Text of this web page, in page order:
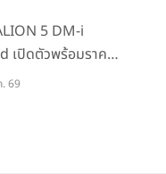
5 DM-i
เปิดตัวพร้อมราคา
699,900 บาท รุ่น
69